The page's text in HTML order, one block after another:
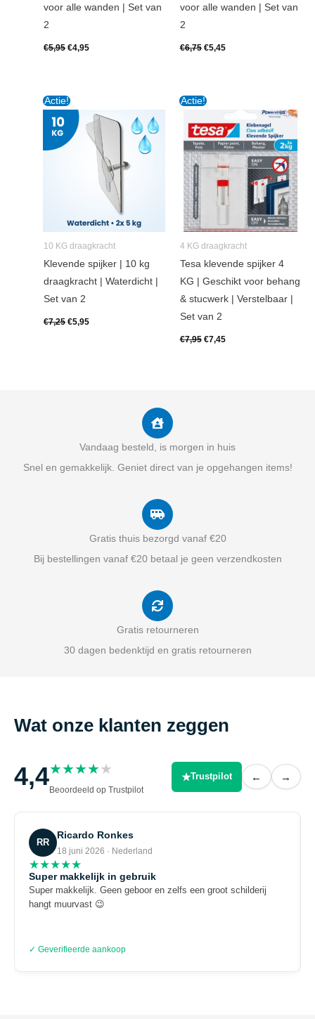
voor alle wanden | Set van
2
€5,95 €4,95
voor alle wanden | Set van
2
€6,75 €5,45
Actie!
10 KG draagkracht
Klevende spijker | 10 kg
draagkracht | Waterdicht |
Set van 2
€7,25
Oorspronkelijke
prijs
was:
€7,25.
€5,95
is:
€5,95.
Actie!
4 KG draagkracht
Tesa klevende spijker 4
KG | Geschikt voor behang
& stucwerk | Verstelbaar |
Set van 2
€7,95
Oorspronkelijke
prijs
€7,95.
€7,45
€7,45.
Vandaag besteld, is morgen in huis
Snel en gemakkelijk. Geniet direct van je opgehangen items!
Gratis thuis bezorgd vanaf €20
Bij bestellingen vanaf €20 betaal je geen verzendkosten
Gratis retourneren
30 dagen bedenktijd en gratis retourneren
Wat onze klanten zeggen
4,4★★★★★
Beoordeeld op Trustpilot
★Trustpilot ← →
RR
Ricardo Ronkes
18 juni 2026 · Nederland
★★★★★
Super makkelijk in gebruik
Super makkelijk. Geen geboor en zelfs een groot schilderij
hangt muurvast 😉
✓ Geverifieerde aankoop